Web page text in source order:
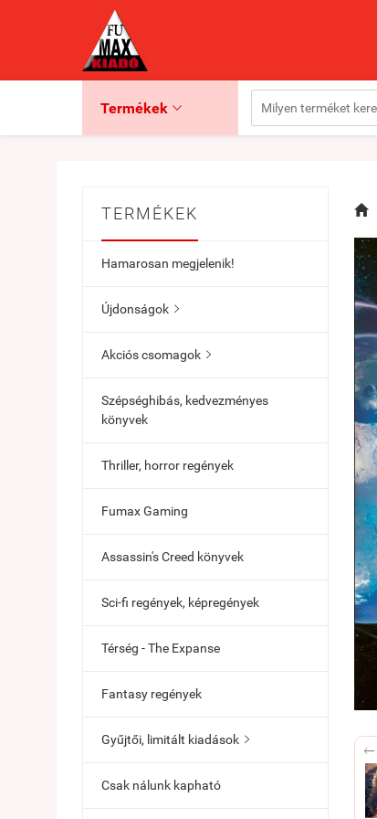
Termékek 
TERMÉKEK
Hamarosan megjelenik!
Újdonságok 
Akciós csomagok 
Szépséghibás, kedvezményes
könyvek
Thriller, horror regények
Fumax Gaming
Assassin's Creed könyvek
Sci-fi regények, képregények
Térség - The Expanse
Fantasy regények
Gyűjtői, limitált kiadások 
Csak nálunk kapható

